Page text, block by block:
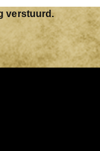
staan en kan
op keer van
verstuurd.